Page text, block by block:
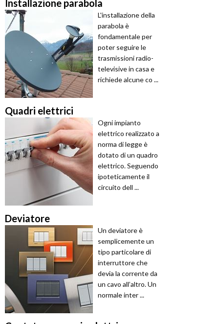
Installazione parabola
L'installazione della
parabola è
fondamentale per
poter seguire le
trasmissioni radio-
televisive in casa e
richiede alcune co ...
Quadri elettrici
Ogni impianto
elettrico realizzato a
norma di legge è
dotato di un quadro
elettrico. Seguendo
ipoteticamente il
circuito dell ...
Deviatore
Un deviatore è
semplicemente un
tipo particolare di
interruttore che
devia la corrente da
un cavo all’altro. Un
normale inter ...